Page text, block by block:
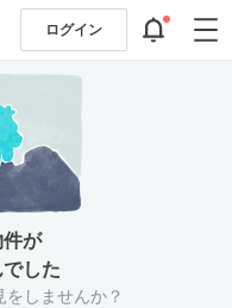
ログイン
が
した
しませんか？